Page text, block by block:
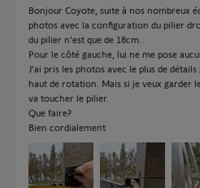
Bonjour Coyote, suite à nos nombreux
photos avec la configuration du pilier
du pilier n’est que de 18cm.
Pour le côté gauche, lui ne me pose
J’ai pris les photos avec le plus de
haut de rotation. Mais si je veux garder
va toucher le pilier.
Que faire?
Bien cordialement